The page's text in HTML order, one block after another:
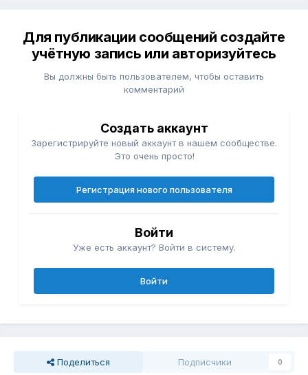
Для публикации сообщений создайте
учётную запись или авторизуйтесь
Вы должны быть пользователем, чтобы оставить
комментарий
Создать аккаунт
Зарегистрируйте новый аккаунт в нашем сообществе.
Это очень просто!
Регистрация нового пользователя
Войти
Уже есть аккаунт? Войти в систему.
Войти
Поделиться Подписчики 0